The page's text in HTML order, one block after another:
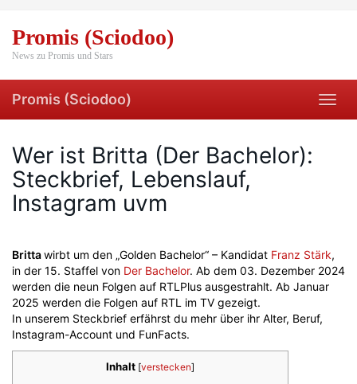
main
content
Promis (Sciodoo)
News zu Promis und Stars
Promis (Sciodoo)
Wer ist Britta (Der Bachelor):
Steckbrief, Lebenslauf,
Instagram uvm
Brittawirbt um den „Golden Bachelor“ – Kandidat Franz Stärk,
in der 15. Staffel von Der Bachelor. Ab dem 03. Dezember 2024
werden die neun Folgen auf RTLPlus ausgestrahlt. Ab Januar
2025 werden die Folgen auf RTL im TV gezeigt.
In unserem Steckbrief erfährst du mehr über ihr Alter, Beruf,
Instagram-Account und FunFacts.
Inhalt [verstecken]